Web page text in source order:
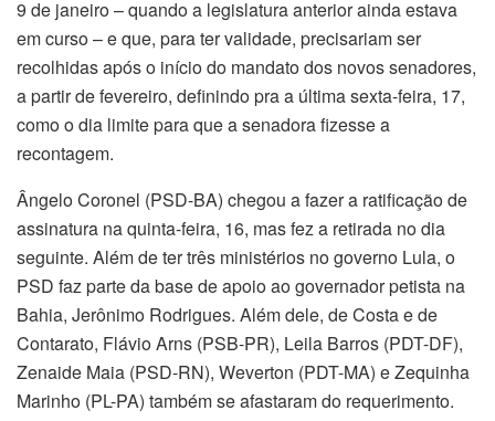
9 de janeiro – quando a legislatura anterior ainda estava
em curso – e que, para ter validade, precisariam ser
recolhidas após o início do mandato dos novos senadores,
a partir de fevereiro, definindo pra a última sexta-feira, 17,
como o dia limite para que a senadora fizesse a
recontagem.
Ângelo Coronel (PSD-BA) chegou a fazer a ratificação de
assinatura na quinta-feira, 16, mas fez a retirada no dia
seguinte. Além de ter três ministérios no governo Lula, o
PSD faz parte da base de apoio ao governador petista na
Bahia, Jerônimo Rodrigues. Além dele, de Costa e de
Contarato, Flávio Arns (PSB-PR), Leila Barros (PDT-DF),
Zenaide Maia (PSD-RN), Weverton (PDT-MA) e Zequinha
Marinho (PL-PA) também se afastaram do requerimento.